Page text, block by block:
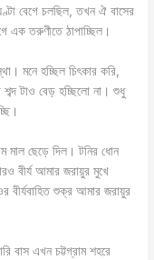
বেগে চলছিল, তখন ঐ বাসের
এক তরুণীতে ঠাপাচ্ছিল।
মনে হচ্ছিল চিৎকার করি,
শব্দ টাও বেড় হচ্ছিলো না। শুধু
মাল ছেড়ে দিল। টনির ধোন
বীর্য আমার জরায়ুর মুখে
বীর্যবাহিত শুক্র আমার জরায়ুর
বাস এখন চট্টগ্রাম শহরে